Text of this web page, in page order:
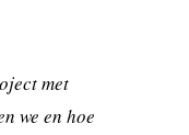
met
we en hoe